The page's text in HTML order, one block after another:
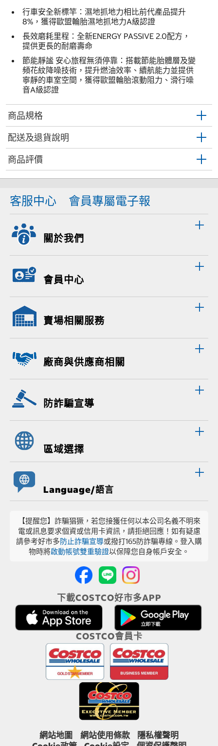
行車安全新標竿：濕地抓地力相比前代產品提升
8%，獲得歐盟輪胎濕地抓地力A級認證
長效磨耗里程：全新ENERGY PASSIVE 2.0配方，
提供更長的耐磨壽命
節能靜謐 安心旅程無須停靠：搭載節能胎體層及變
頻花紋降噪技術，提升燃油效率、續航能力並提供
寧靜的車室空間，獲得歐盟輪胎滾動阻力、滑行噪
音A級認證
商品規格
配送及退貨說明
商品評價
客服中心 會員專屬電子報
關於我們
會員中心
賣場相關服務
廠商與供應商相關
防詐騙宣導
區域選擇
Language/語言
【提醒您】詐騙猖獗，若您接獲任何以本公司名義不明來
電或訊息要求個資或信用卡資訊，請拒絕回應！如有疑慮
請參考好市多防止詐騙宣導或撥打165防詐騙專線。登入購
物時將啟動帳號雙重驗證以保障您自身帳戶安全。
下載COSTCO好市多APP
COSTCO會員卡
網站地圖 網站使用條款
隱私權聲明